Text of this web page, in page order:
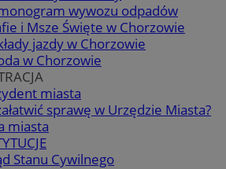
wywozu odpadów
i Msze Święte w Chorzowie
jazdy w Chorzowie
w Chorzowie
miasta
sprawę w Urzędzie Miasta?
miasta
Stanu Cywilnego